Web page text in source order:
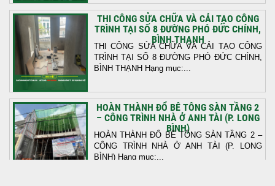
THI CÔNG SỬA CHỮA VÀ CẢI TẠO CÔNG
TRÌNH TẠI SỐ 8 ĐƯỜNG PHÓ ĐỨC CHÍNH,
BÌNH THẠNH
THI CÔNG SỬA CHỮA VÀ CẢI TẠO CÔNG
TRÌNH TẠI SỐ 8 ĐƯỜNG PHÓ ĐỨC CHÍNH,
BÌNH THẠNH Hạng mục:...
HOÀN THÀNH ĐỔ BÊ TÔNG SÀN TẦNG 2
– CÔNG TRÌNH NHÀ Ở ANH TÀI (P. LONG
BÌNH)
HOÀN THÀNH ĐỔ BÊ TÔNG SÀN TẦNG 2 –
CÔNG TRÌNH NHÀ Ở ANH TÀI (P. LONG
BÌNH) Hạng mục:...